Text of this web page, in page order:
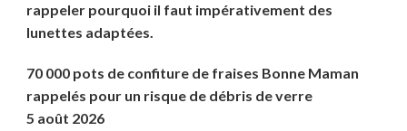
rappeler pourquoi il faut impérativement des
lunettes adaptées.
70 000 pots de confiture de fraises Bonne Maman
rappelés pour un risque de débris de verre
5 août 2026